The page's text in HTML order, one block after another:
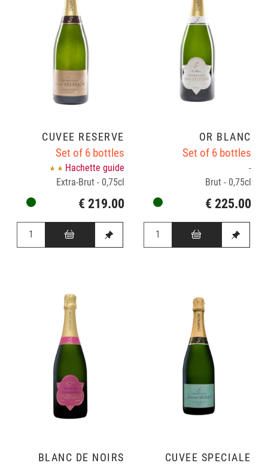
CUVÉE RÉSERVE
Set of 6 bottles
Hachette guide
Extra-Brut - 0,75cl
€ 219.00
OR BLANC
Set of 6 bottles
-
Brut - 0,75cl
€ 225.00
BLANC DE NOIRS CUVÉE SPÉCIALE